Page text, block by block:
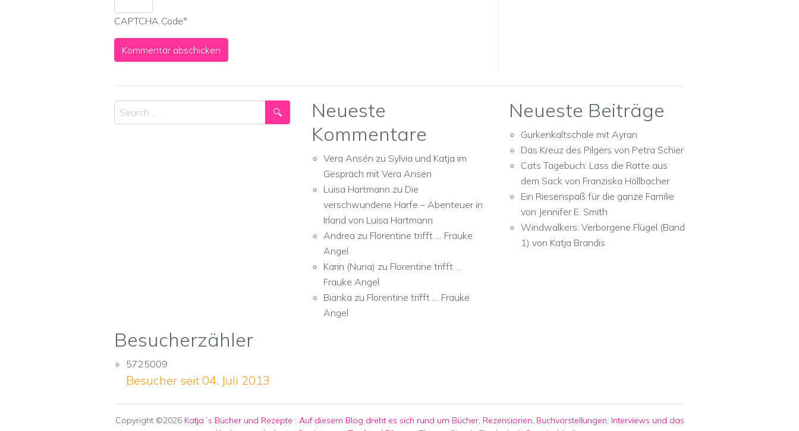
CAPTCHA Code*
Search
Neueste
Kommentare
Vera Ansén zu Sylvia und Katja im
Gespräch mit Vera Ansen
Luisa Hartmann zu Die
verschwundene Harfe – Abenteuer in
Irland von Luisa Hartmann
Andrea zu Florentine trifft … Frauke
Angel
Karin (Nuna) zu Florentine trifft …
Frauke Angel
Bianka zu Florentine trifft … Frauke
Angel
Neueste Beiträge
Gurkenkaltschale mit Ayran
Das Kreuz des Pilgers von Petra Schier
Cats Tagebuch: Lass die Ratte aus
dem Sack von Franziska Höllbacher
Ein Riesenspaß für die ganze Familie
von Jennifer E. Smith
Windwalkers: Verborgene Flügel (Band
1) von Katja Brandis
Besucherzähler
5725009
Besucher seit 04. Juli 2013
Copyright ©2026 Katja´s Bücher und Rezepte : Auf diesem Blog dreht es sich rund um Bücher, Rezensionen, Buchvorstellungen, Interviews und das